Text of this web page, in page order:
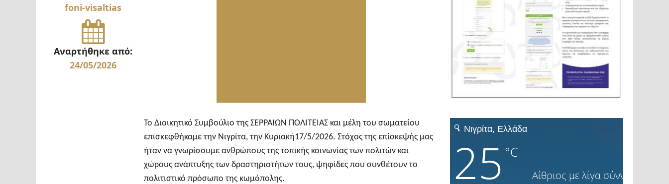
foni-visaltias
Αναρτήθηκε από:
24/05/2026
Το Διοικητικό Συμβούλιο της ΣΕΡΡΑΙΩΝ ΠΟΛΙΤΕΙΑΣ και μέλη του σωματείου
επισκεφθήκαμε την Νιγρίτα, την Κυριακή17/5/2026. Στόχος της επίσκεψής μας
ήταν να γνωρίσουμε ανθρώπους της τοπικής κοινωνίας των πολιτών και
χώρους ανάπτυξης των δραστηριοτήτων τους, ψηφίδες που συνθέτουν το
πολιτιστικό πρόσωπο της κωμόπολης.